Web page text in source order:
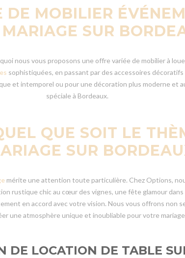
DE MOBILIER
SUR
nous vous proposons une offre variée de mobilier à
sophistiquées, en passant par des accessoires
et intemporel ou pour une décoration plus moderne et
spéciale à Bordeaux.
QUE SOIT LE
SUR
mérite une attention toute particulière. Chez Options,
rustique chic au cœur des vignes, une fête glamour
en accord avec votre vision. Nous vous offrons non
une atmosphère unique et inoubliable pour votre
DE LOCATION DE TABLE